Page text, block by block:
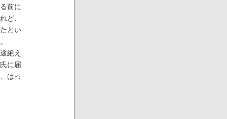
前に
ど、
とい
絶え
に届
はっ